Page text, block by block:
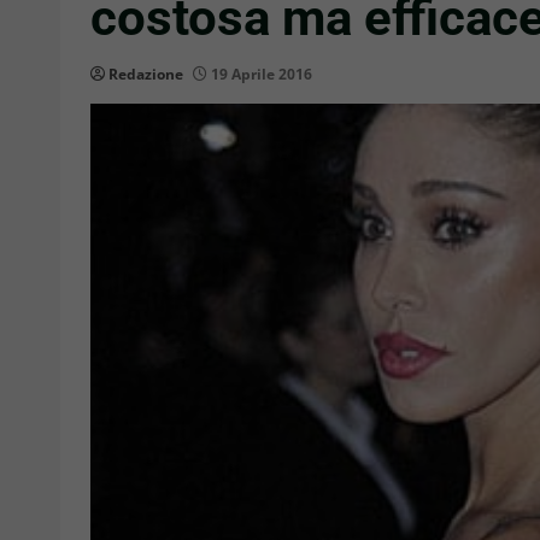
costosa ma
Redazione 19 Aprile 2016